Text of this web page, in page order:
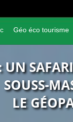
Géo éco tourisme
SOUSS-
LE